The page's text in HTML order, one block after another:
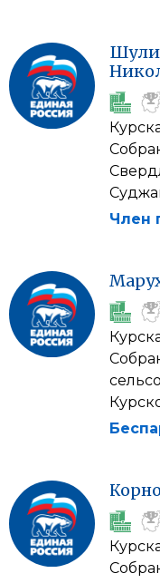
Член